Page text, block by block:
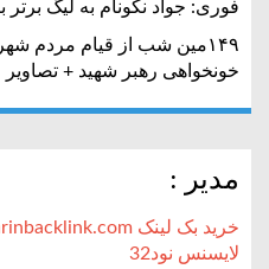
فوری: جواد نکونام به لیگ
۱۴۹مین شب از قیام مردم
خونخواهی رهبر شهید + تصاویر
مدیر :
خرید بک لینک behtarinbacklink.com
لایسنس نود32